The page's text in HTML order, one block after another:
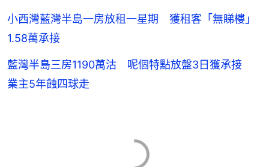
小西灣藍灣半島一房放租一星期 獲租客「無睇樓」
1.58萬承接
藍灣半島三房1190萬沽 呢個特點放盤3日獲承接
業主5年蝕四球走